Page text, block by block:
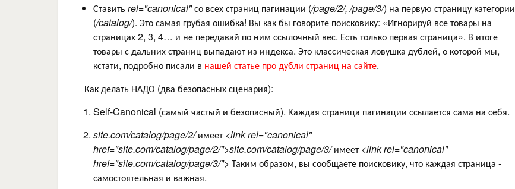
Ставить rel="canonical"со всех страниц пагинации (/page/2/, /page/3/) на первую страницу категории
(/catalog/). Это самая грубая ошибка! Вы как бы говорите поисковику: «Игнорируй все товары на
страницах 2, 3, 4… и не передавай по ним ссылочный вес. Есть только первая страница». В итоге
товары с дальних страниц выпадают из индекса. Это классическая ловушка дублей, о которой мы,
кстати, подробно писали в нашей статье про дубли страниц на сайте.
Как делать НАДО (два безопасных сценария):
Self-Canonical (самый частый и безопасный). Каждая страница пагинации ссылается сама на себя.
site.com/catalog/page/2/имеет <link rel="canonical"
href="site.com/catalog/page/2/">site.com/catalog/page/3/имеет <link rel="canonical"
href="site.com/catalog/page/3/"> Таким образом, вы сообщаете поисковику, что каждая страница -
самостоятельная и важная.